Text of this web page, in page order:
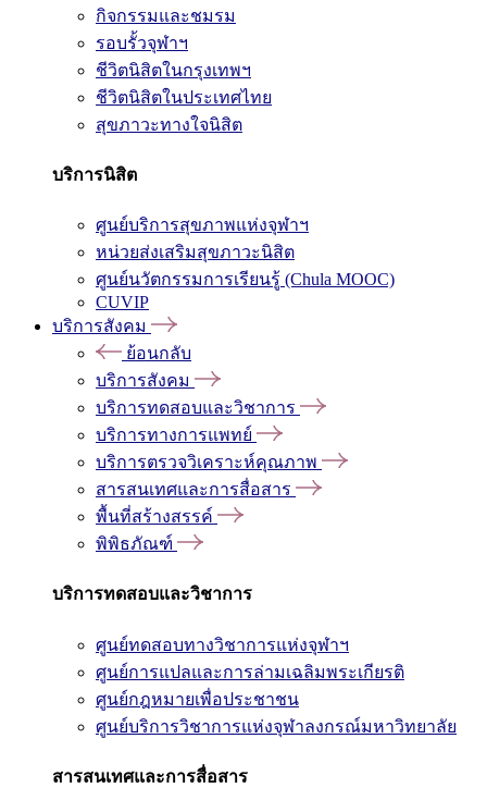
กิจกรรมและชมรม
รอบรั้วจุฬาฯ
ชีวิตนิสิตในกรุงเทพฯ
ชีวิตนิสิตในประเทศไทย
สุขภาวะทางใจนิสิต
บริการนิสิต
ศูนย์บริการสุขภาพแห่งจุฬาฯ
หน่วยส่งเสริมสุขภาวะนิสิต
ศูนย์นวัตกรรมการเรียนรู้ (Chula MOOC)
CUVIP
บริการสังคม
ย้อนกลับ
บริการสังคม
บริการทดสอบและวิชาการ
บริการทางการแพทย์
บริการตรวจวิเคราะห์คุณภาพ
สารสนเทศและการสื่อสาร
พื้นที่สร้างสรรค์
พิพิธภัณฑ์
บริการทดสอบและวิชาการ
ศูนย์ทดสอบทางวิชาการแห่งจุฬาฯ
ศูนย์การแปลและการล่ามเฉลิมพระเกียรติ
ศูนย์กฎหมายเพื่อประชาชน
ศูนย์บริการวิชาการแห่งจุฬาลงกรณ์มหาวิทยาลัย
สารสนเทศและการสื่อสาร